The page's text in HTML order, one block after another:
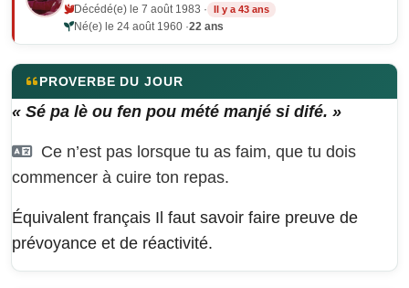
Décédé(e) le 7 août 1983 · Il y a 43 ans
Né(e) le 24 août 1960 ·22 ans
PROVERBE DU JOUR
« Sé pa lè ou fen pou mété manjé si difé. »
Ce n’est pas lorsque tu as faim, que tu dois
commencer à cuire ton repas.
Équivalent français Il faut savoir faire preuve de
prévoyance et de réactivité.